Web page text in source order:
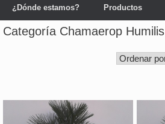
¿Dónde estamos? Productos
Categoría Chamaerop Humilis